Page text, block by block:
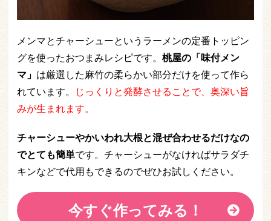
メンマとチャーシューというラーメンの定番トッピン
グを使ったおつまみレシピです。 桃屋の「味付メン
マ」 は厳選した麻竹の柔らかい部分だけを使って作ら
れています。
じっくりと発酵させることで、奥深い旨
みが生まれます。
チャーシューやかいわれ大根と混ぜ合わせるだけなの
でとても簡単です。チャーシューがなければサラダチ
キンなどで代用もできるのでぜひお試しください。
今すぐ作ってみる！